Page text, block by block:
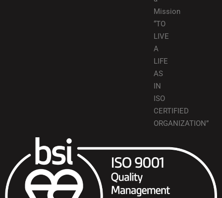
Mission
“TO
LIVE
A
LIFE
AS
IN
ISO
CERTIFIED
ORGANIZATION”